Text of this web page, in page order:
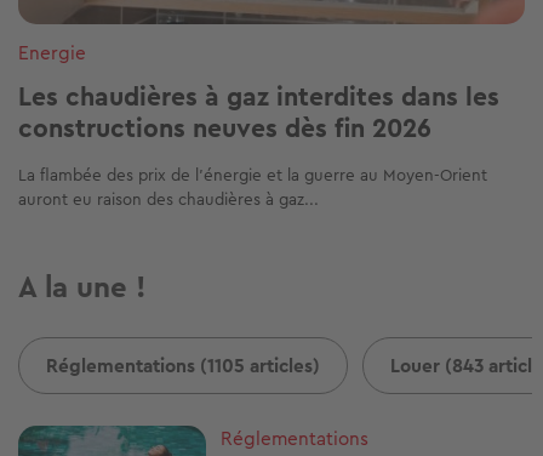
Energie
Les chaudières à gaz interdites dans les
constructions neuves dès fin 2026
La flambée des prix de l'énergie et la guerre au Moyen-Orient
auront eu raison des chaudières à gaz...
A la une !
Réglementations (1105 articles) Louer (843
Image
Réglementations